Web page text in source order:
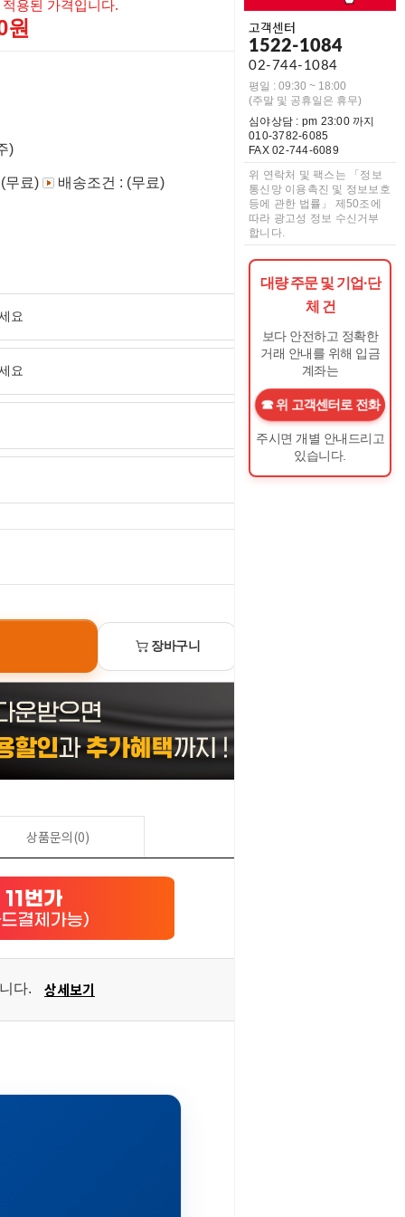
고객센터
1522-1084
02-744-1084
평일 : 09:30 ~ 18:00
(주말 및 공휴일은 휴무)
심야상담 : pm 23:00 까지
010-3782-6085
FAX 02-744-6089
위 연락처 및 팩스는 「정보
통신망 이용촉진 및 정보보호
등에 관한 법률」 제50조에
따라 광고성 정보 수신거부
합니다.
대량 주문 및 기업·단
체 건
보다 안전하고 정확한
거래 안내를 위해 입금
계좌는
위 고객센터로 전화
주시면 개별 안내드리고
있습니다.
용된 가격입니다.
원
)
무료) 배송조건 : (무료)
장바구니
상품문의(0)
다. 상세보기